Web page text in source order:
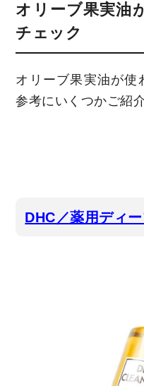
オリーブ果実油
チェック
オリーブ果実油が使
参考にいくつかご紹
DHC／薬用ディ